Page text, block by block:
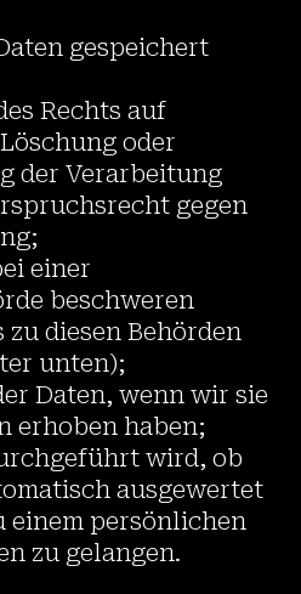
gespeichert
Rechts auf
oder
der Verarbeitung
gegen
einer
beschweren
diesen Behörden
unten);
Daten, wenn wir sie
erhoben haben;
wird, ob
ausgewertet
einem persönlichen
zu gelangen.